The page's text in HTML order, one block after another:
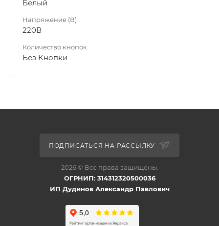
Белый
Напряжение (В)
220В
Количество кнопок
Без Кнопки
ПОДПИСАТЬСЯ НА РАССЫЛКУ
2026 © Все права защищены.
ОГРНИП: 314312320500036
ИП Дудинов Александр Павлович